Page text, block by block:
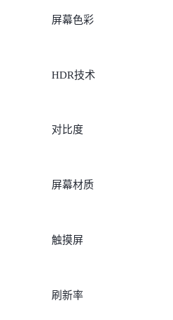
屏幕色彩
HDR技术
对比度
屏幕材质
触摸屏
刷新率